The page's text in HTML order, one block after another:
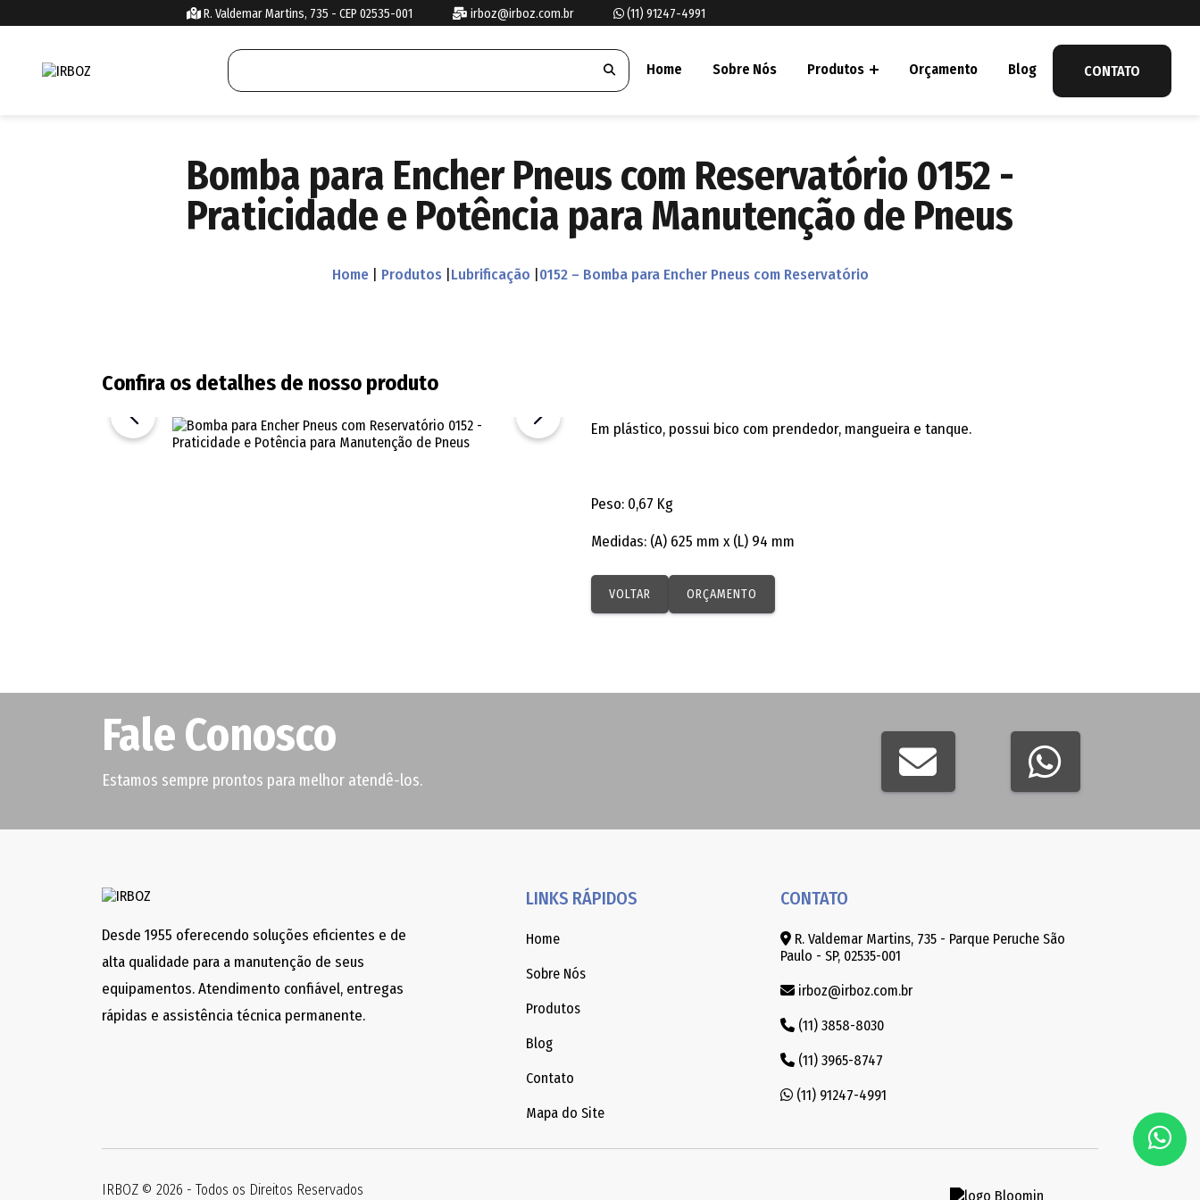
R. Valdemar Martins, 735 - CEP 02535-001 irboz@irboz.com.br (11) 91247-4991
Home Sobre Nós Produtos Orçamento Blog CONTATO
Bomba para Encher Pneus com Reservatório 0152 -
Praticidade e Potência para Manutenção de Pneus
Home| Produtos|Lubrificação |0152 – Bomba para Encher Pneus com Reservatório
Confira os detalhes de nosso produto
Em plástico, possui bico com prendedor, mangueira e tanque.
Peso: 0,67 Kg
Medidas: (A) 625 mm x (L) 94 mm
VOLTAR ORÇAMENTO
Fale Conosco
Estamos sempre prontos para melhor atendê-los.
Desde 1955 oferecendo soluções eficientes e de
alta qualidade para a manutenção de seus
equipamentos. Atendimento confiável, entregas
rápidas e assistência técnica permanente.
LINKS RÁPIDOS
Home
Sobre Nós
Produtos
Blog
Contato
Mapa do Site
CONTATO
R. Valdemar Martins, 735 - Parque Peruche São
Paulo - SP, 02535-001
irboz@irboz.com.br
(11) 3858-8030
(11) 3965-8747
(11) 91247-4991
IRBOZ © 2026 - Todos os Direitos Reservados